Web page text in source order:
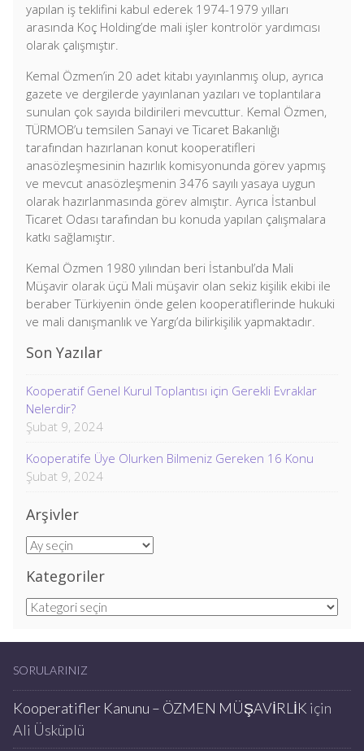
yapılan iş teklifini kabul ederek 1974-1979 yılları
arasında Koç Holding’de mali işler kontrolör yardımcısı
olarak çalışmıştır.
Kemal Özmen’in 20 adet kitabı yayınlanmış olup, ayrıca
gazete ve dergilerde yayınlanan yazıları ve toplantılara
sunulan çok sayıda bildirileri mevcuttur. Kemal Özmen,
TÜRMOB’u temsilen Sanayi ve Ticaret Bakanlığı
tarafından hazırlanan konut kooperatifleri
anasözleşmesinin hazırlık komisyonunda görev yapmış
ve mevcut anasözleşmenin 3476 sayılı yasaya uygun
olarak hazırlanmasında görev almıştır. Ayrıca İstanbul
Ticaret Odası tarafından bu konuda yapılan çalışmalara
katkı sağlamıştır.
Kemal Özmen 1980 yılından beri İstanbul’da Mali
Müşavir olarak üçü Mali müşavir olan sekiz kişilik ekibi ile
beraber Türkiyenin önde gelen kooperatiflerinde hukuki
ve mali danışmanlık ve Yargı’da bilirkişilik yapmaktadır.
Son Yazılar
Kooperatif Genel Kurul Toplantısı için Gerekli Evraklar
Nelerdir?
Şubat 9, 2024
Kooperatife Üye Olurken Bilmeniz Gereken 16 Konu
Şubat 9, 2024
Arşivler
Arşivler
Kategoriler
Kategoriler
SORULARINIZ
Kooperatifler Kanunu – ÖZMEN MÜŞAVİRLİK için
Ali Üsküplü